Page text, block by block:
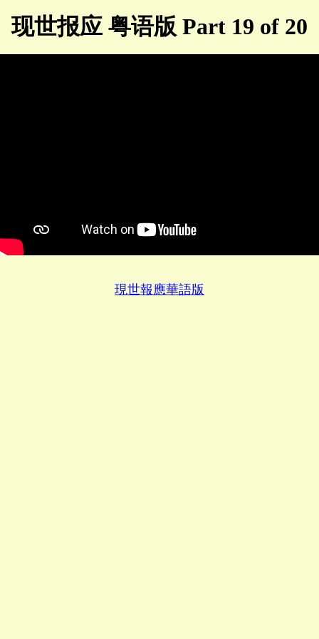
现世报应 粤语版 Part 19 of 20
現世報應華語版